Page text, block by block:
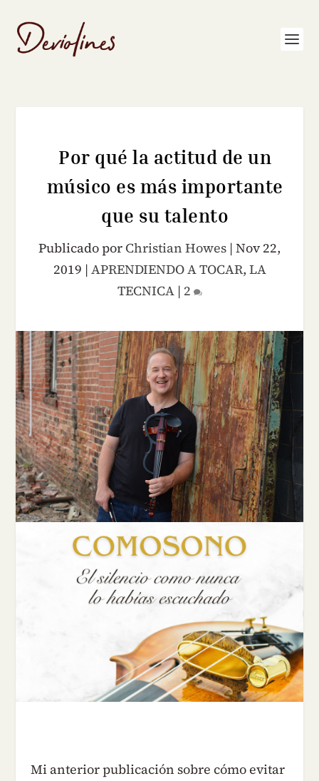
Por qué la actitud de un
músico es más importante
que su talento
Publicado por Christian Howes | Nov 22,
2019 | APRENDIENDO A TOCAR, LA
TECNICA| 2
Mi anterior publicación sobre cómo evitar